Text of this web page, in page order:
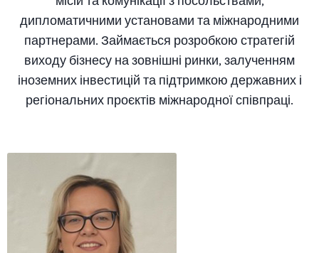
дипломатичними установами та міжнародними
партнерами. Займається розробкою стратегій
виходу бізнесу на зовнішні ринки, залученням
іноземних інвестицій та підтримкою державних і
регіональних проєктів міжнародної співпраці.